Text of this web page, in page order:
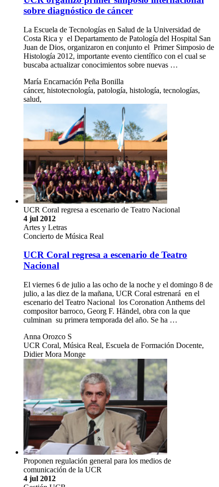
sobre diagnóstico de cáncer
La Escuela de Tecnologías en Salud de la Universidad de
Costa Rica y el Departamento de Patología del Hospital San
Juan de Dios, organizaron en conjunto el Primer Simposio de
Histología 2012, importante evento científico con el cual se
buscaba actualizar conocimientos sobre nuevas …
María Encarnación Peña Bonilla
cáncer, histotecnología, patología, histología, tecnologías,
salud,
UCR Coral regresa a escenario de Teatro Nacional
4 jul 2012
Artes y Letras
Concierto de Música Real
UCR Coral regresa a escenario de Teatro
Nacional
El viernes 6 de julio a las ocho de la noche y el domingo 8 de
julio, a las diez de la mañana, UCR Coral estrenará en el
escenario del Teatro Nacional los Coronation Anthems del
compositor barroco, Georg F. Händel, obra con la que
culminan su primera temporada del año. Se ha …
Anna Orozco S
UCR Coral, Música Real, Escuela de Formación Docente,
Didier Mora Monge
Proponen regulación general para los medios de
comunicación de la UCR
4 jul 2012